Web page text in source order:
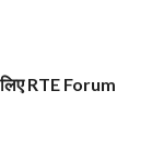
लिए RTE Forum